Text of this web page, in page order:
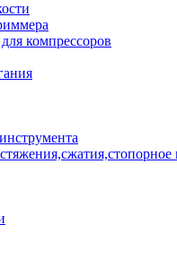
компрессоров